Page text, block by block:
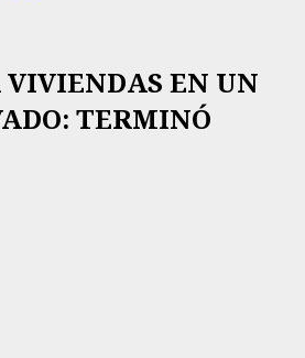
EN UN
TERMINÓ